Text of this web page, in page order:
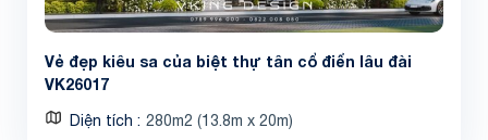
Vẻ đẹp kiêu sa của biệt thự tân cổ điển lâu đài
VK26017
Diện tích 280m2 (13.8m x 20m)